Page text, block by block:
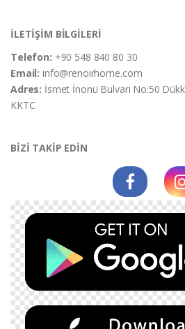
İLETİŞİM BİLGİLERİ
Telefon: +90 548 840 80 30
Email:info@renoirhome.com
Adres: İsmet İnonü Bulvarı No:50
KKTC
BİZİ TAKİP EDİN